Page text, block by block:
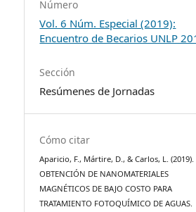
Número
Vol. 6 Núm. Especial (2019):
Encuentro de Becarios UNLP
Sección
Resúmenes de Jornadas
Cómo citar
Aparicio, F., Mártire, D., & Carlos, L. (2019).
OBTENCIÓN DE NANOMATERIALES
MAGNÉTICOS DE BAJO COSTO PARA
TRATAMIENTO FOTOQUÍMICO DE AGUAS.